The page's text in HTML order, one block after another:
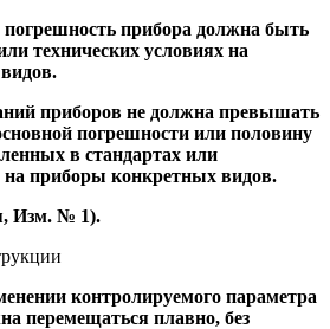
погрешность прибора должна быть
технических условиях на
приборов не должна превышать
погрешности или половину
в стандартах или
на приборы конкретных видов.
Изм. № 1).
контролируемого параметра
перемещаться плавно, без